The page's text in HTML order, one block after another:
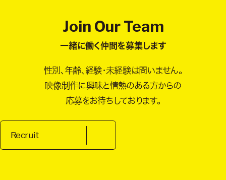
Join Our Team
一緒に働く仲間を募集します
性別、年齢、経験・未経験は問いません。
映像制作に興味と情熱のある方からの
応募をお待ちしております。
Recruit